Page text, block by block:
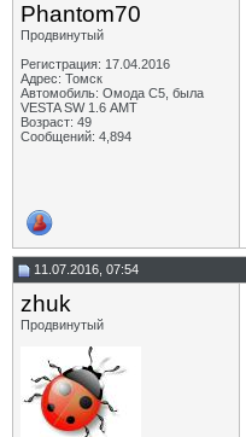
Phantom70
Продвинутый
Регистрация: 17.04.2016
Адрес: Томск
Автомобиль: Омода С5, была
VESTA SW 1.6 АМТ
Возраст: 49
Сообщений: 4,894
11.07.2016, 07:54
zhuk
Продвинутый